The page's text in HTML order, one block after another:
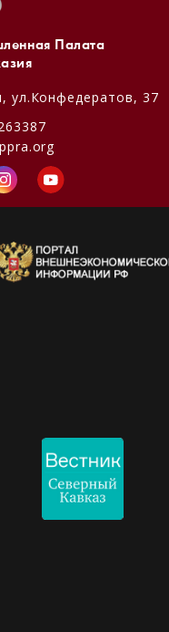
Палата
ул.Конфедератов, 37